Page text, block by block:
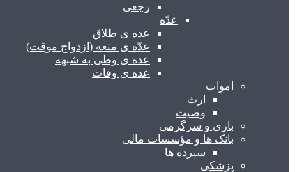
رجعی
عدّه
عده ی طلاق
عدّه ی متعه (ازدواج موقت)
عده ی وطی به شبهه
عده ی وفات
اموات
ارث
وصیت
بازی و سرگرمی
بانک ها و مؤسسات مالی
سپرده ها
پزشکی